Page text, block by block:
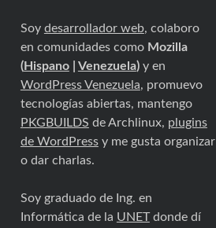
Soy desarrollador web, colaboro
en comunidades como Mozilla
(Hispano| Venezuela)y en
WordPress Venezuela, promuevo
tecnologías abiertas, mantengo
PKGBUILDS de Archlinux, plugins
de WordPressy me gusta organizar
o dar charlas.
Soy graduado de Ing. en
Informática de la UNETdonde dí